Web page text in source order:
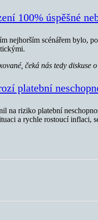
100% úspěšné
nejhorším scénářem bylo,
čeká nás tedy diskuse
platební
na riziko platební
a rychle rostoucí inflaci,